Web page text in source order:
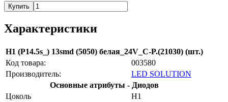
Купить
Характеристики
H1 (P14.5s_) 13smd (5050) белая_24V_C-P.(21030) (шт.)
Код товара:
003580
Производитель:
LED SOLUTION
Основные атрибуты - Диодов
Цоколь
H1